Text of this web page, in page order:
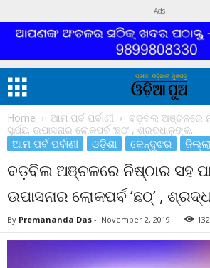
Ads
Home ଆମ ପର୍ବ ପର୍ବାଣୀ
ବଡ଼ବିଲ ଅଞ୍ଚଳରେ
ସୂର୍ଯ୍ୟ ଉପାସନାର ଲୋକପର୍ବ ‘ଛଠ୍’ , ଶ୍ରଦ୍ଧାଳୁଙ୍କ...
ଆମ ପର୍ବ ପର୍ବାଣୀ ଓଡ଼ିଶା କେନ୍ଦୁଝର
ବଡ଼ବିଲ ଅଞ୍ଚଳରେ ନିଷ୍ଠାର ସହ
ଉପାସନାର ଲୋକପର୍ବ ‘ଛଠ୍’ ,
By Premananda Das - November 2, 2019 132